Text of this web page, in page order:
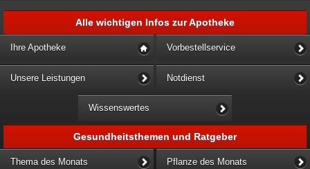
Alle wichtigen Infos zur Apotheke
Ihre Apotheke Vorbestellservice
Unsere Leistungen Notdienst
Wissenswertes
Gesundheitsthemen und Ratgeber
Thema des Monats Pflanze des Monats